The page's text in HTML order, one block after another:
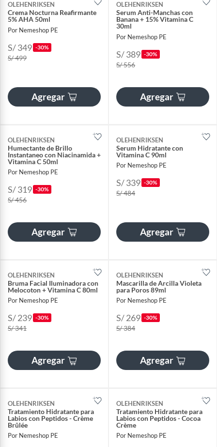
OLEHENRIKSEN
Crema Nocturna Reafirmante
5% AHA 50ml
Por Nemeshop PE
S/ 349 -30%
S/ 499
Agregar
OLEHENRIKSEN
Serum Anti-Manchas con
Banana + 15% Vitamina C
30ml
Por Nemeshop PE
S/ 389 -30%
S/ 556
Agregar
OLEHENRIKSEN
Humectante de Brillo
Instantaneo con Niacinamida +
Vitamina C 50ml
Por Nemeshop PE
S/ 319 -30%
S/ 456
Agregar
OLEHENRIKSEN
Serum Hidratante con
Vitamina C 90ml
Por Nemeshop PE
S/ 339 -30%
S/ 484
Agregar
OLEHENRIKSEN
Bruma Facial Iluminadora con
Melocoton + Vitamina C 80ml
Por Nemeshop PE
S/ 239 -30%
S/ 341
Agregar
OLEHENRIKSEN
Mascarilla de Arcilla Violeta
para Poros 89ml
Por Nemeshop PE
S/ 269 -30%
S/ 384
Agregar
OLEHENRIKSEN
Tratamiento Hidratante para
Labios con Peptidos - Crème
Brûlée
Por Nemeshop PE
OLEHENRIKSEN
Tratamiento Hidratante para
Labios con Peptidos - Cocoa
Crème
Por Nemeshop PE